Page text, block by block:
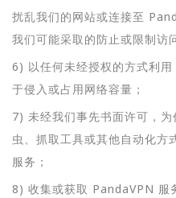
扰乱我们的网站或连接至
我们可能采取的防止或限制访
6) 以任何未经授权的方式利
于侵入或占用网络容量；
7) 未经我们事先书面许可，
虫、抓取工具或其他自动化方
服务；
8) 收集或获取 PandaVPN 服